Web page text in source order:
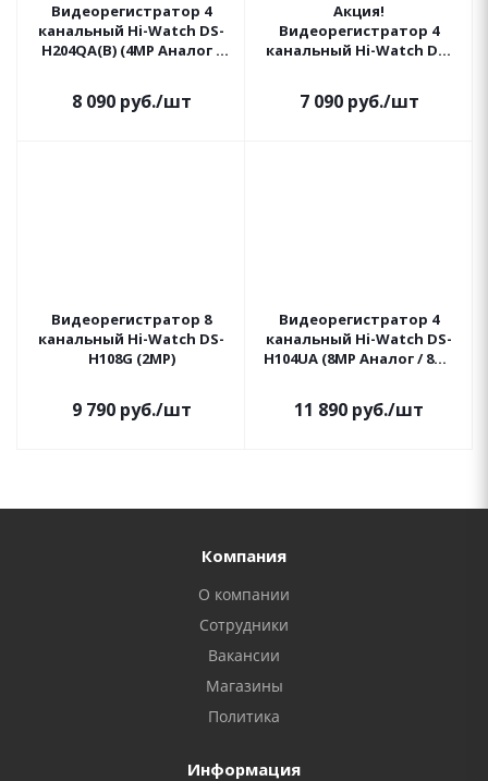
Видеорегистратор 4
канальный Hi-Watch DS-
H204QA(B) (4MP Аналог /
8 090руб./шт
Акция!
Видеорегистратор 4
канальный Hi-Watch DS-
7 090руб./шт
Видеорегистратор 8
канальный Hi-Watch DS-
H108G (2MP)
9 790руб./шт
Видеорегистратор 4
канальный Hi-Watch DS-
H104UА (8MP Аналог / 8MP
11 890 руб./шт
Компания
О компании
Сотрудники
Вакансии
Магазины
Политика
Информация